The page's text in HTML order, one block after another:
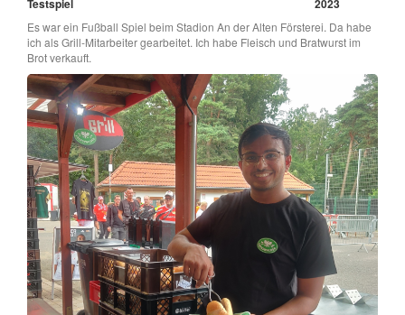
Testspiel 2023
Es war ein Fußball Spiel beim Stadion An der Alten Försterei. Da habe
ich als Grill-Mitarbeiter gearbeitet. Ich habe Fleisch und Bratwurst im
Brot verkauft.